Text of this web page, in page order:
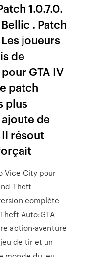
1.0.7.0.
. Patch
joueurs
de
GTA IV
patch
plus
de
résout
Vice City pour
Theft
complète
Auto:GTA
action-aventure
de tir et un